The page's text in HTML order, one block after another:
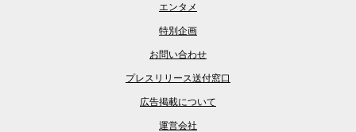
エンタメ
特別企画
お問い合わせ
プレスリリース送付窓口
広告掲載について
運営会社